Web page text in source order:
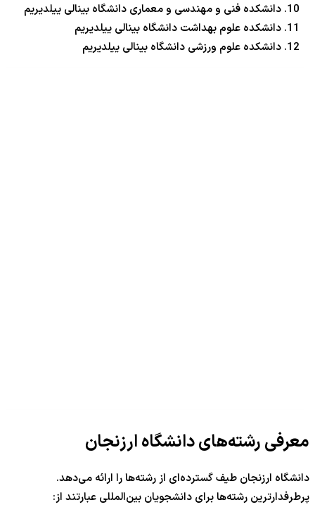
دانشکده فنی و مهندسی و معماری دانشگاه بینالی ییلدیریم
دانشکده علوم بهداشت دانشگاه بینالی ییلدیریم
دانشکده علوم ورزشی دانشگاه بینالی ییلدیریم
معرفی رشته‌های دانشگاه ارزنجان
دانشگاه ارزنجان طیف گسترده‌ای از رشته‌ها را ارائه می‌دهد.
پرطرفدارترین رشته‌ها برای دانشجویان بین‌المللی عبارتند از: